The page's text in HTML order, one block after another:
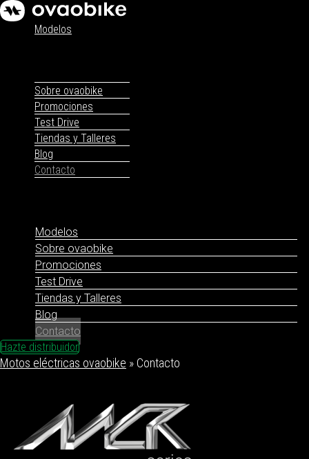
Modelos
Sobre ovaobike
Promociones
Test Drive
Tiendas y Talleres
Blog
Contacto
Modelos
Sobre ovaobike
Promociones
Test Drive
Tiendas y Talleres
Blog
Contacto
Hazte distribuidor
Motos eléctricas ovaobike » Contacto